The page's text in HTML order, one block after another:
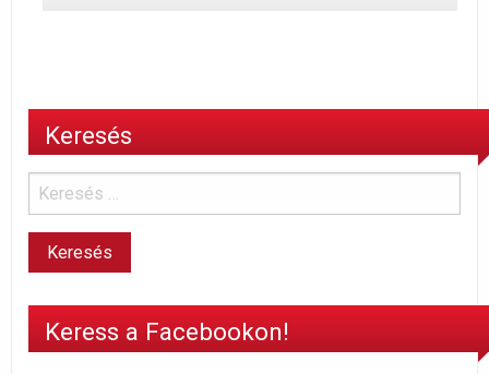
Keresés
Keress a Facebookon!